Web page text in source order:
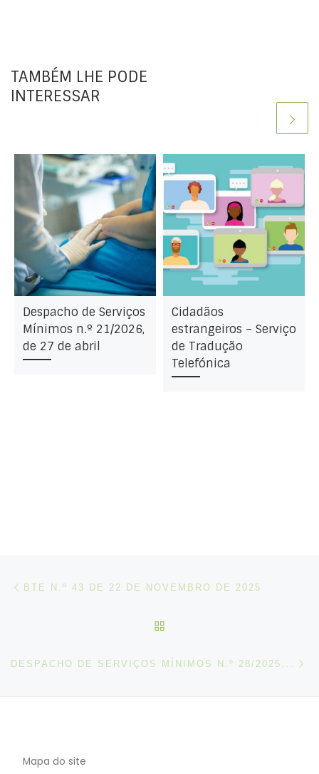
TAMBÉM LHE PODE
INTERESSAR
Despacho de Serviços
Mínimos n.º 21/2026,
de 27 de abril
Cidadãos
estrangeiros – Serviço
de Tradução
Telefónica
Post navigation
BTE N.º 43 DE 22 DE NOVEMBRO DE 2025
Mapa do site